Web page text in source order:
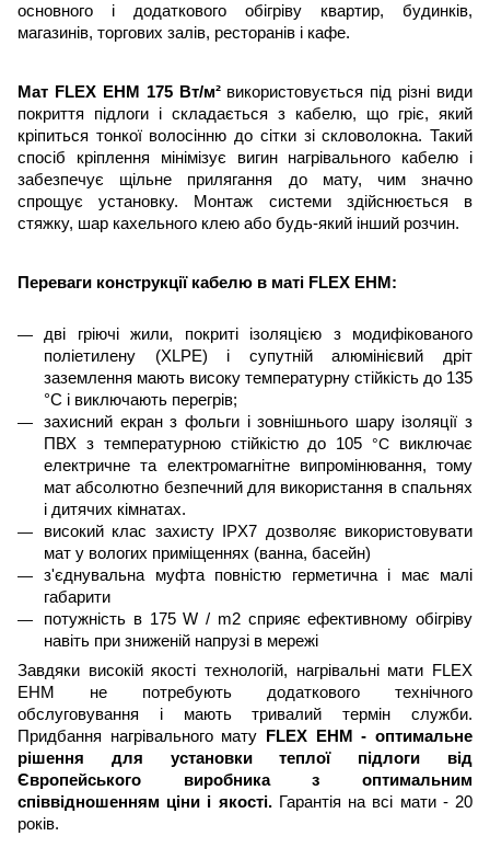
основного і додаткового обігріву квартир, будинків,
магазинів, торгових залів, ресторанів і кафе.
Мат FLEX EHM 175 Вт/м²використовується під різні види
покриття підлоги і складається з кабелю, що гріє, який
кріпиться тонкої волосінню до сітки зі скловолокна. Такий
спосіб кріплення мінімізує вигин нагрівального кабелю і
забезпечує щільне прилягання до мату, чим значно
спрощує установку. Монтаж системи здійснюється в
стяжку, шар кахельного клею або будь-який інший розчин.
Переваги конструкції кабелю в маті FLEX EHM:
дві гріючіжили, покриті ізоляцією з модифікованого
поліетилену (XLPE) і супутній алюмінієвий дріт
заземлення мають високу температурну стійкість до 135
°C і виключають перегрів;
захисний екран з фольги і зовнішнього шару ізоляції з
ПВХ з температурною стійкістю до 105 °C виключає
електричне та електромагнітне випромінювання, тому
мат абсолютно безпечний для використання в спальнях
і дитячих кімнатах.
високий клас захисту IPX7 дозволяє використовувати
мат у вологих приміщеннях (ванна, басейн)
з'єднувальна муфта повністю герметична і має малі
габарити
потужність в 175 W / m2 сприяє ефективному обігріву
навіть при зниженій напрузі в мережі
Завдяки високій якості технологій, нагрівальнімати FLEX
EHM не потребують додаткового технічного
обслуговування і мають тривалий термін служби.
Придбання нагрівального мату FLEX EHM - оптимальне
рішення для установки теплої підлоги від
Європейського виробника з оптимальним
співвідношенням ціни і якості. Гарантія на всі мати - 20
років.